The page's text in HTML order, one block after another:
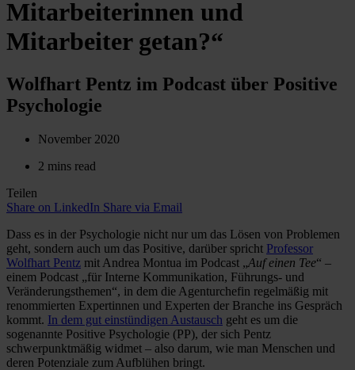
Mitarbeiterinnen und
Mitarbeiter getan?“
Wolfhart Pentz im Podcast über Positive
Psychologie
November 2020
2 mins read
Teilen
Share on LinkedIn Share via Email
Dass es in der Psychologie nicht nur um das Lösen von Problemen
geht, sondern auch um das Positive, darüber spricht Professor
Wolfhart Pentz mit Andrea Montua im Podcast „Auf einen Tee“ –
einem Podcast „für Interne Kommunikation, Führungs- und
Veränderungsthemen“, in dem die Agenturchefin regelmäßig mit
renommierten Expertinnen und Experten der Branche ins Gespräch
kommt. In dem gut einstündigen Austausch geht es um die
sogenannte Positive Psychologie (PP), der sich Pentz
schwerpunktmäßig widmet – also darum, wie man Menschen und
deren Potenziale zum Aufblühen bringt.